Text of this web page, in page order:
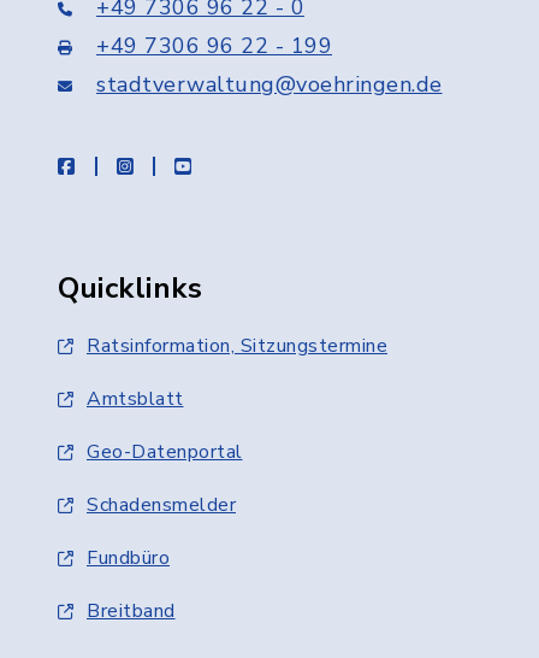
+49 7306 96 22 - 0
+49 7306 96 22 - 199
stadtverwaltung@voehringen.de
facebookinstagramyoutube
Quicklinks
Ratsinformation, Sitzungstermine
Amtsblatt
Geo-Datenportal
Schadensmelder
Fundbüro
Breitband